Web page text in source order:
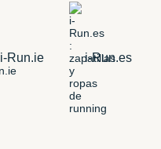
i-Run.ie i-Run.es